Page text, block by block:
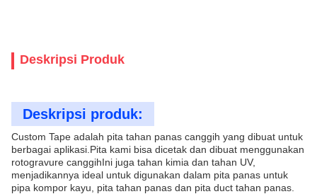
Deskripsi Produk
Deskripsi produk:
Custom Tape adalah pita tahan panas canggih yang dibuat untuk
berbagai aplikasi.Pita kami bisa dicetak dan dibuat menggunakan
rotogravure canggihIni juga tahan kimia dan tahan UV,
menjadikannya ideal untuk digunakan dalam pita panas untuk
pipa kompor kayu, pita tahan panas dan pita duct tahan panas.